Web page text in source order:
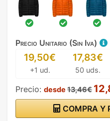
Precio Unitario (Sin Iva)
19,50€
+1 ud.
17,83€
50 uds.
Precio: desde 13,46€
COMPRA Y